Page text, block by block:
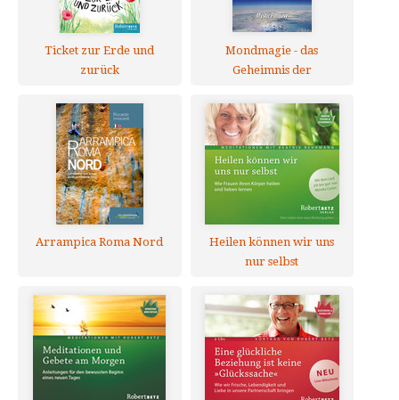
Ticket zur Erde und
zurück
Mondmagie - das
Geheimnis der
Arrampica Roma Nord
Heilen können wir uns
nur selbst